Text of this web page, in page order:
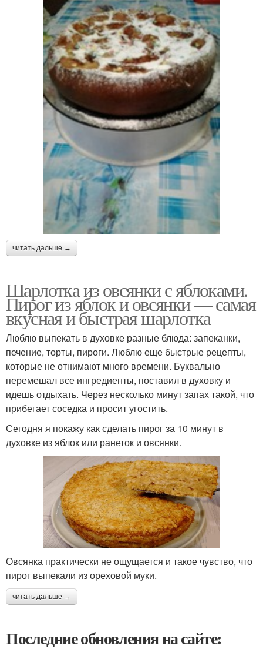
читать дальше →
Шарлотка из овсянки с яблоками.
Пирог из яблок и овсянки — самая
вкусная и быстрая шарлотка
Люблю выпекать в духовке разные блюда: запеканки,
печение, торты, пироги. Люблю еще быстрые рецепты,
которые не отнимают много времени. Буквально
перемешал все ингредиенты, поставил в духовку и
идешь отдыхать. Через несколько минут запах такой, что
прибегает соседка и просит угостить.
Сегодня я покажу как сделать пирог за 10 минут в
духовке из яблок или ранеток и овсянки.
Овсянка практически не ощущается и такое чувство, что
пирог выпекали из ореховой муки.
читать дальше →
Последние обновления на сайте: